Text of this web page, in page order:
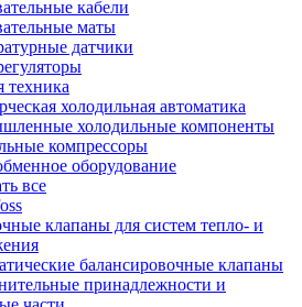
кабели
маты
датчики
техника
холодильная автоматика
холодильные компоненты
компрессоры
оборудование
все
клапаны для систем тепло- и
балансировочные клапаны
принадлежности и